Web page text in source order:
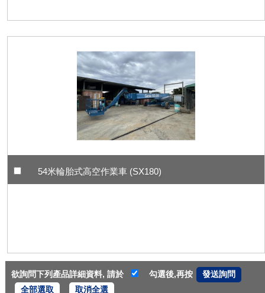
54米輪胎式高空作業車 (SX180)
欲詢問下列產品詳細資料, 請於
勾選後,再按
全部選取
取消全選